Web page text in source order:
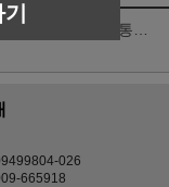
85g-유통기한25년8월
026
665918